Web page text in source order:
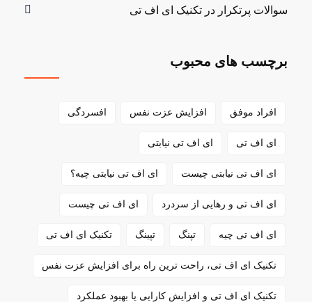
سوالات پرتکرار در تکنیک ای اف تی
برچسب های محبوب
افراد موفق افزایش عزت نفس افسردگی
ای اف تی ای اف تی نیابتی
ای اف تی نیابتی چیست ای اف تی نیابتی چیه؟
ای اف تی و رهایی از سردرد ای اف تی چیست
ای اف تی چیه تپنگ تپینگ تکنیک ای اف تی
تکنیک ای اف تی، راحت ترین راه برای افزایش عزت نفس
تکنیک ای اف تی و افزایش کارایی یا بهبود عملکرد